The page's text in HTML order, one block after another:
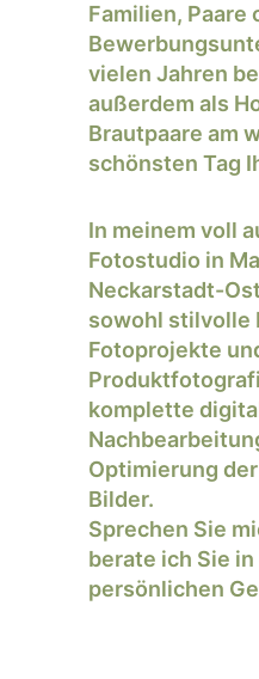
Familien, Paare
vielen Jahren
außerdem als
Brautpaare am
schönsten Tag
In meinem voll
Fotostudio in
Neckarstadt-
sowohl stilvolle
Fotoprojekte
komplette
Optimierung
Bilder.
Sprechen Sie
berate ich Sie
persönlichen